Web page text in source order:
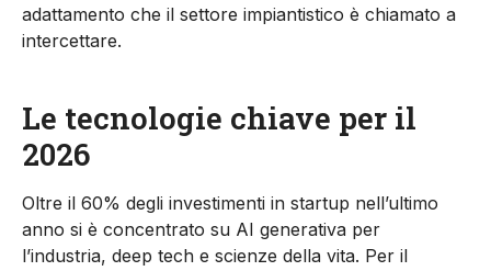
adattamento che il settore impiantistico è chiamato a
intercettare.
Le tecnologie chiave per il
2026
Oltre il 60% degli investimenti in startup nell’ultimo
anno si è concentrato su AI generativa per
l’industria, deep tech e scienze della vita. Per il